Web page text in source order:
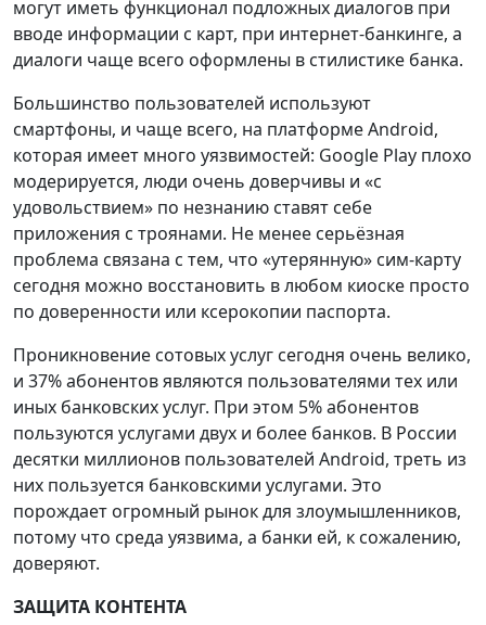
могут иметь функционал подложных диалогов при
вводе информации с карт, при интернет-банкинге, а
диалоги чаще всего оформлены в стилистике банка.
Большинство пользователей используют
смартфоны, и чаще всего, на платформе Android,
которая имеет много уязвимостей: Google Play плохо
модерируется, люди очень доверчивы и «с
удовольствием» по незнанию ставят себе
приложения с троянами. Не менее серьёзная
проблема связана с тем, что «утерянную» сим-карту
сегодня можно восстановить в любом киоске просто
по доверенности или ксерокопии паспорта.
Проникновение сотовых услуг сегодня очень велико,
и 37% абонентов являются пользователями тех или
иных банковских услуг. При этом 5% абонентов
пользуются услугами двух и более банков. В России
десятки миллионов пользователей Android, треть из
них пользуется банковскими услугами. Это
порождает огромный рынок для злоумышленников,
потому что среда уязвима, а банки ей, к сожалению,
доверяют.
ЗАЩИТА КОНТЕНТА